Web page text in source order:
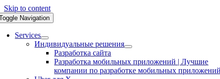
Skip to content
Navigation
Services
Индивидуальные решения
Разработка сайта
Разработка мобильных приложений | Лучшие
компании по разработке мобильных